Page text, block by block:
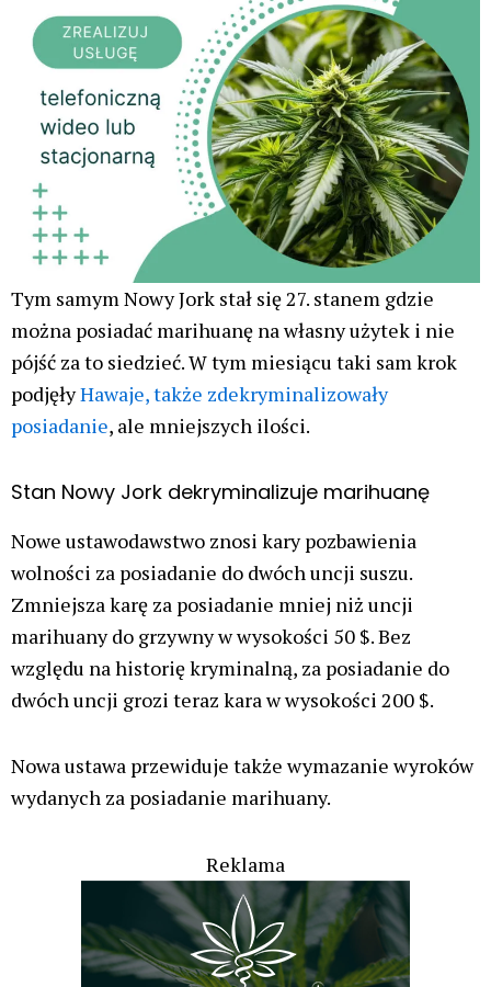
Tym samym Nowy Jork stał się 27. stanem gdzie
można posiadać marihuanę na własny użytek i nie
pójść za to siedzieć. W tym miesiącu taki sam krok
podjęłyHawaje, także zdekryminalizowały
posiadanie, ale mniejszych ilości.
Stan Nowy Jork dekryminalizuje marihuanę
Nowe ustawodawstwo znosi kary pozbawienia
wolności za posiadanie do dwóch uncji suszu.
Zmniejsza karę za posiadanie mniej niż uncji
marihuany do grzywny w wysokości 50 $. Bez
względu na historię kryminalną, za posiadanie do
dwóch uncji grozi teraz kara w wysokości 200 $.
Nowa ustawa przewiduje także wymazanie wyroków
wydanych za posiadanie marihuany.
Reklama